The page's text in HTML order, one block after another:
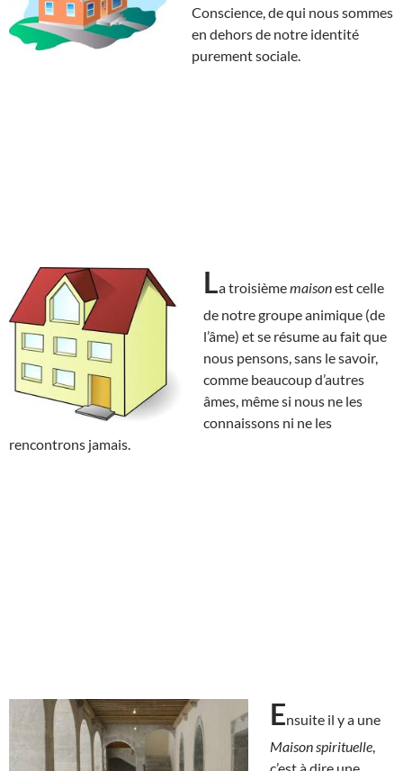
Conscience, de qui nous sommes
en dehors de notre identité
purement sociale.
La troisièmemaisonest celle
de notre groupe animique (de
l’âme) et se résume au fait que
nous pensons, sans le savoir,
comme beaucoup d’autres
âmes, même si nous ne les
connaissons ni ne les
rencontrons jamais.
Ensuite il y a une
Maison spirituelle
c’est à dire une